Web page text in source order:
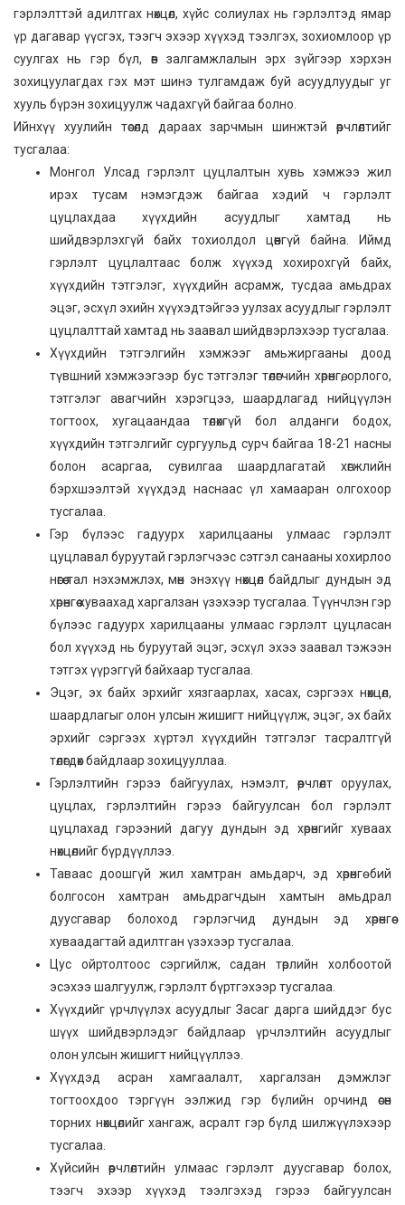
гэрлэлттэй адилтгах нөхцөл, хүйс солиулах нь гэрлэлтэд ямар
үр дагавар үүсгэх, тээгч эхээр хүүхэд тээлгэх, зохиомлоор үр
суулгах нь гэр бүл, өв залгамжлалын эрх зүйгээр хэрхэн
зохицуулагдах гэх мэт шинэ тулгамдаж буй асуудлуудыг уг
хууль бүрэн зохицуулж чадахгүй байгаа болно.
Ийнхүү хуулийн төсөлд дараах зарчмын шинжтэй өөрчлөлтийг
тусгалаа:
Монгол Улсад гэрлэлт цуцлалтын хувь хэмжээ жил
ирэх тусам нэмэгдэж байгаа хэдий ч гэрлэлт
цуцлахдаа хүүхдийн асуудлыг хамтад нь
шийдвэрлэхгүй байх тохиолдол цөөнгүй байна. Иймд
гэрлэлт цуцлалтаас болж хүүхэд хохирохгүй байх,
хүүхдийн тэтгэлэг, хүүхдийн асрамж, тусдаа амьдрах
эцэг, эсхүл эхийн хүүхэдтэйгээ уулзах асуудлыг гэрлэлт
цуцлалттай хамтад нь заавал шийдвэрлэхээр тусгалаа.
Хүүхдийн тэтгэлгийн хэмжээг амьжиргааны доод
түвшний хэмжээгээр бус тэтгэлэг төлөгчийн хөрөнгө, орлого,
тэтгэлэг авагчийн хэрэгцээ, шаардлагад нийцүүлэн
тогтоох, хугацаандаа төлөхгүй бол алданги бодох,
хүүхдийн тэтгэлгийг сургуульд сурч байгаа 18-21 насны
болон асаргаа, сувилгаа шаардлагатай хөгжлийн
бэрхшээлтэй хүүхдэд наснаас үл хамааран олгохоор
тусгалаа.
Гэр бүлээс гадуурх харилцааны улмаас гэрлэлт
цуцлавал буруутай гэрлэгчээс сэтгэл санааны хохирлоо
нөгөө тал нэхэмжлэх, мөн энэхүү нөхцөл байдлыг дундын эд
хөрөнгөө хуваахад харгалзан үзэхээр тусгалаа. Түүнчлэн гэр
бүлээс гадуурх харилцааны улмаас гэрлэлт цуцласан
бол хүүхэд нь буруутай эцэг, эсхүл эхээ заавал тэжээн
тэтгэх үүрэггүй байхаар тусгалаа.
Эцэг, эх байх эрхийг хязгаарлах, хасах, сэргээх нөхцөл,
шаардлагыг олон улсын жишигт нийцүүлж, эцэг, эх байх
эрхийг сэргээх хүртэл хүүхдийн тэтгэлэг тасралтгүй
төлөгдөх байдлаар зохицууллаа.
Гэрлэлтийн гэрээ байгуулах, нэмэлт, өөрчлөлт оруулах,
цуцлах, гэрлэлтийн гэрээ байгуулсан бол гэрлэлт
цуцлахад гэрээний дагуу дундын эд хөрөнгийг хуваах
нөхцөлийг бүрдүүллээ.
Таваас доошгүй жил хамтран амьдарч, эд хөрөнгө бий
болгосон хамтран амьдрагчдын хамтын амьдрал
дуусгавар болоход гэрлэгчид дундын эд хөрөнгөө
хуваадагтай адилтган үзэхээр тусгалаа.
Цус ойртолтоос сэргийлж, садан төрлийн холбоотой
эсэхээ шалгуулж, гэрлэлт бүртгэхээр тусгалаа.
Хүүхдийг үрчлүүлэх асуудлыг Засаг дарга шийддэг бус
шүүх шийдвэрлэдэг байдлаар үрчлэлтийн асуудлыг
олон улсын жишигт нийцүүллээ.
Хүүхдэд асран хамгаалалт, харгалзан дэмжлэг
тогтоохдоо тэргүүн ээлжид гэр бүлийн орчинд өсөн
торних нөхцөлийг хангаж, асралт гэр бүлд шилжүүлэхээр
тусгалаа.
Хүйсийн өөрчлөлтийн улмаас гэрлэлт дуусгавар болох,
тээгч эхээр хүүхэд тээлгэхэд гэрээ байгуулсан